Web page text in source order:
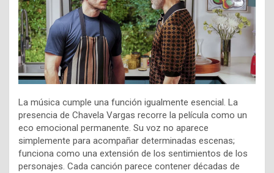
La música cumple una función igualmente esencial. La
presencia de Chavela Vargas recorre la película como un
eco emocional permanente. Su voz no aparece
simplemente para acompañar determinadas escenas;
funciona como una extensión de los sentimientos de los
personajes. Cada canción parece contener décadas de